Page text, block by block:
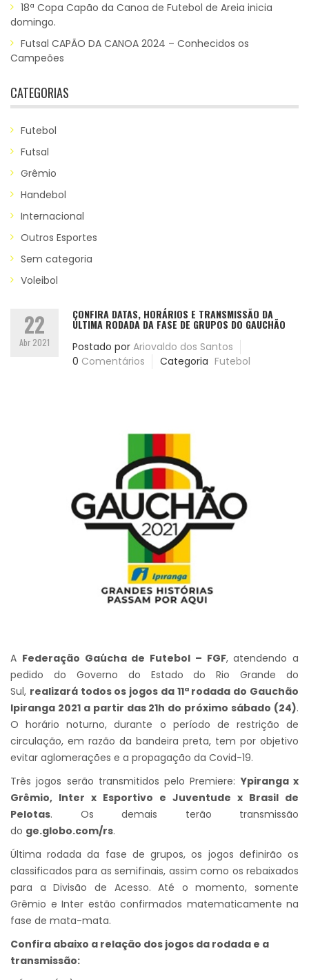
18ª Copa Capão da Canoa de Futebol de Areia inicia
domingo.
Futsal CAPÃO DA CANOA 2024 – Conhecidos os
Campeões
CATEGORIAS
Futebol
Futsal
Grêmio
Handebol
Internacional
Outros Esportes
Sem categoria
Voleibol
22
Abr 2021
CONFIRA DATAS, HORÁRIOS E TRANSMISSÃO DA
ÚLTIMA RODADA DA FASE DE GRUPOS DO GAUCHÃO
Postado por Ariovaldo dos Santos
0 Comentários Categoria Futebol
A Federação Gaúcha de Futebol – FGF, atendendo a
pedido do Governo do Estado do Rio Grande do
Sul, realizará todos os jogos da 11ª rodada do Gauchão
Ipiranga 2021 a partir das 21h do próximo sábado (24).
O horário noturno, durante o período de restrição de
circulação, em razão da bandeira preta, tem por objetivo
evitar aglomerações e a propagação da Covid-19.
Três jogos serão transmitidos pelo Premiere:Ypiranga x
Grêmio, Inter x Esportivo e Juventude x Brasil de
Pelotas. Os demais terão transmissão
do ge.globo.com/rs.
Última rodada da fase de grupos, os jogos definirão os
classificados para as semifinais, assim como os rebaixados
para a Divisão de Acesso. Até o momento, somente
Grêmio e Inter estão confirmados matematicamente na
fase de mata-mata.
Confira abaixo a relação dos jogos da rodada e a
transmissão: